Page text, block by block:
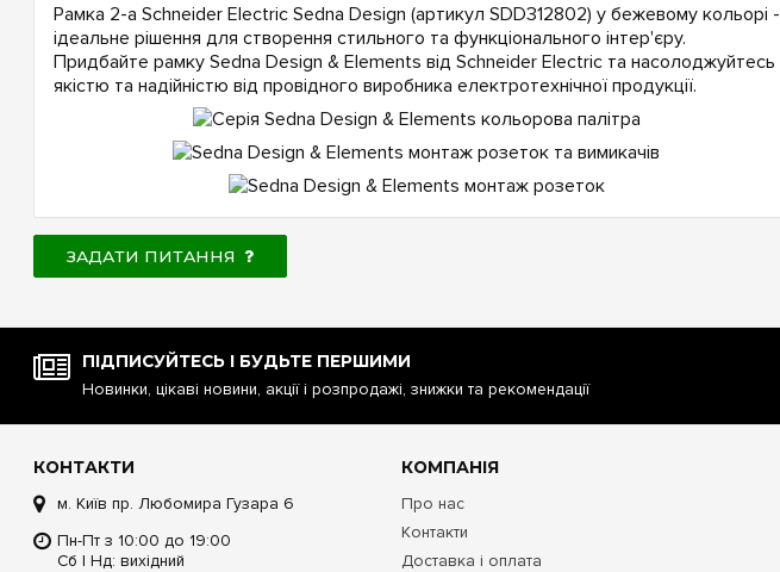
Рамка 2-а Schneider Electric Sedna Design (артикул SDD312802) у бежевому кольорі -
ідеальне рішення для створення стильного та функціонального інтер'єру.
Придбайте рамку Sedna Design & Elements від Schneider Electric та насолоджуйтесь
якістю та надійністю від провідного виробника електротехнічної продукції.
ЗАДАТИ ПИТАННЯ
ПІДПИСУЙТЕСЬ І БУДЬТЕ ПЕРШИМИ
Новинки, цікаві новини, акції і розпродажі, знижки та рекомендації
КОНТАКТИ
м. Київ пр. Любомира Гузара 6
Пн-Пт з 10:00 до 19:00
Сб | Нд: вихідний
КОМПАНІЯ
Про нас
Контакти
Доставка і оплата